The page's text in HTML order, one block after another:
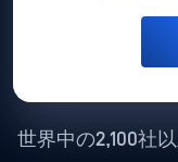
世界中の2,100社